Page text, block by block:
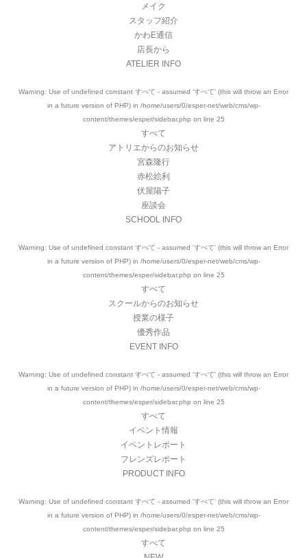
メイク
スタッフ紹介
かわE通信
店長から
ATELIER INFO
Warning: Use of undefined constant すべて - assumed 'すべて' (this will throw an Error
in a future version of PHP) in /home/users/0/esper-net/web/cms/wp-
content/themes/esper/sidebar.php on line 25
すべて
アトリエからのお知らせ
宮森隆行
赤松絵利
伏屋陽子
座談会
SCHOOL INFO
Warning: Use of undefined constant すべて - assumed 'すべて' (this will throw an Error
in a future version of PHP) in /home/users/0/esper-net/web/cms/wp-
content/themes/esper/sidebar.php on line 25
すべて
スクールからのお知らせ
授業の様子
優秀作品
EVENT INFO
Warning: Use of undefined constant すべて - assumed 'すべて' (this will throw an Error
in a future version of PHP) in /home/users/0/esper-net/web/cms/wp-
content/themes/esper/sidebar.php on line 25
すべて
イベント情報
イベントレポート
フレンズレポート
PRODUCT INFO
Warning: Use of undefined constant すべて - assumed 'すべて' (this will throw an Error
in a future version of PHP) in /home/users/0/esper-net/web/cms/wp-
content/themes/esper/sidebar.php on line 25
すべて